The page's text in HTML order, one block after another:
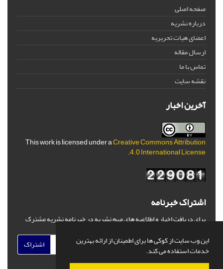
این وب سایت از کوکی ها برای اطمینان از ارائه بهترین
خدمات استفاده می کند.
صفحه اصلی
درباره نشریه
اعضای هیات تحریریه
ارسال مقاله
تماس با ما
نقشه سایت
آخرین اخبار
This work is licensed under aCreative Commons Attribution
4.0 International License
.
اشتراک خبرنامه
برای دریافت اخبار و اطلاعیه های مهم نشریه در خبرنامه نشریه مشترک
اشتراک